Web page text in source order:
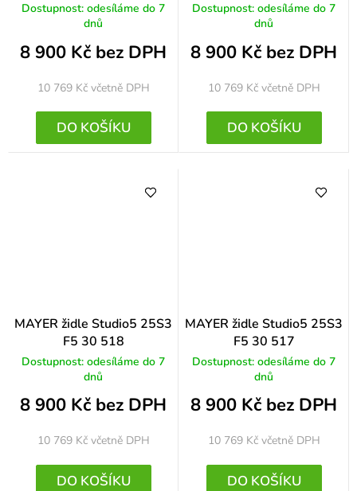
Dostupnost: odesíláme do 7
dnů
8 900 Kč bez DPH
10 769 Kč včetně DPH
DO KOŠÍKU
Dostupnost: odesíláme do 7
dnů
8 900 Kč bez DPH
10 769 Kč včetně DPH
DO KOŠÍKU
MAYER židle Studio5 25S3
F5 30 518
Dostupnost: odesíláme do 7
dnů
8 900 Kč bez DPH
10 769 Kč včetně DPH
DO KOŠÍKU
MAYER židle Studio5 25S3
F5 30 517
Dostupnost: odesíláme do 7
dnů
8 900 Kč bez DPH
10 769 Kč včetně DPH
DO KOŠÍKU